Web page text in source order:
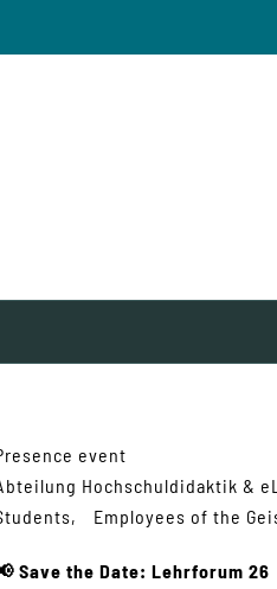
event
Hochschuldidaktik &
Employees of the
Save the Date: Lehrforum 26